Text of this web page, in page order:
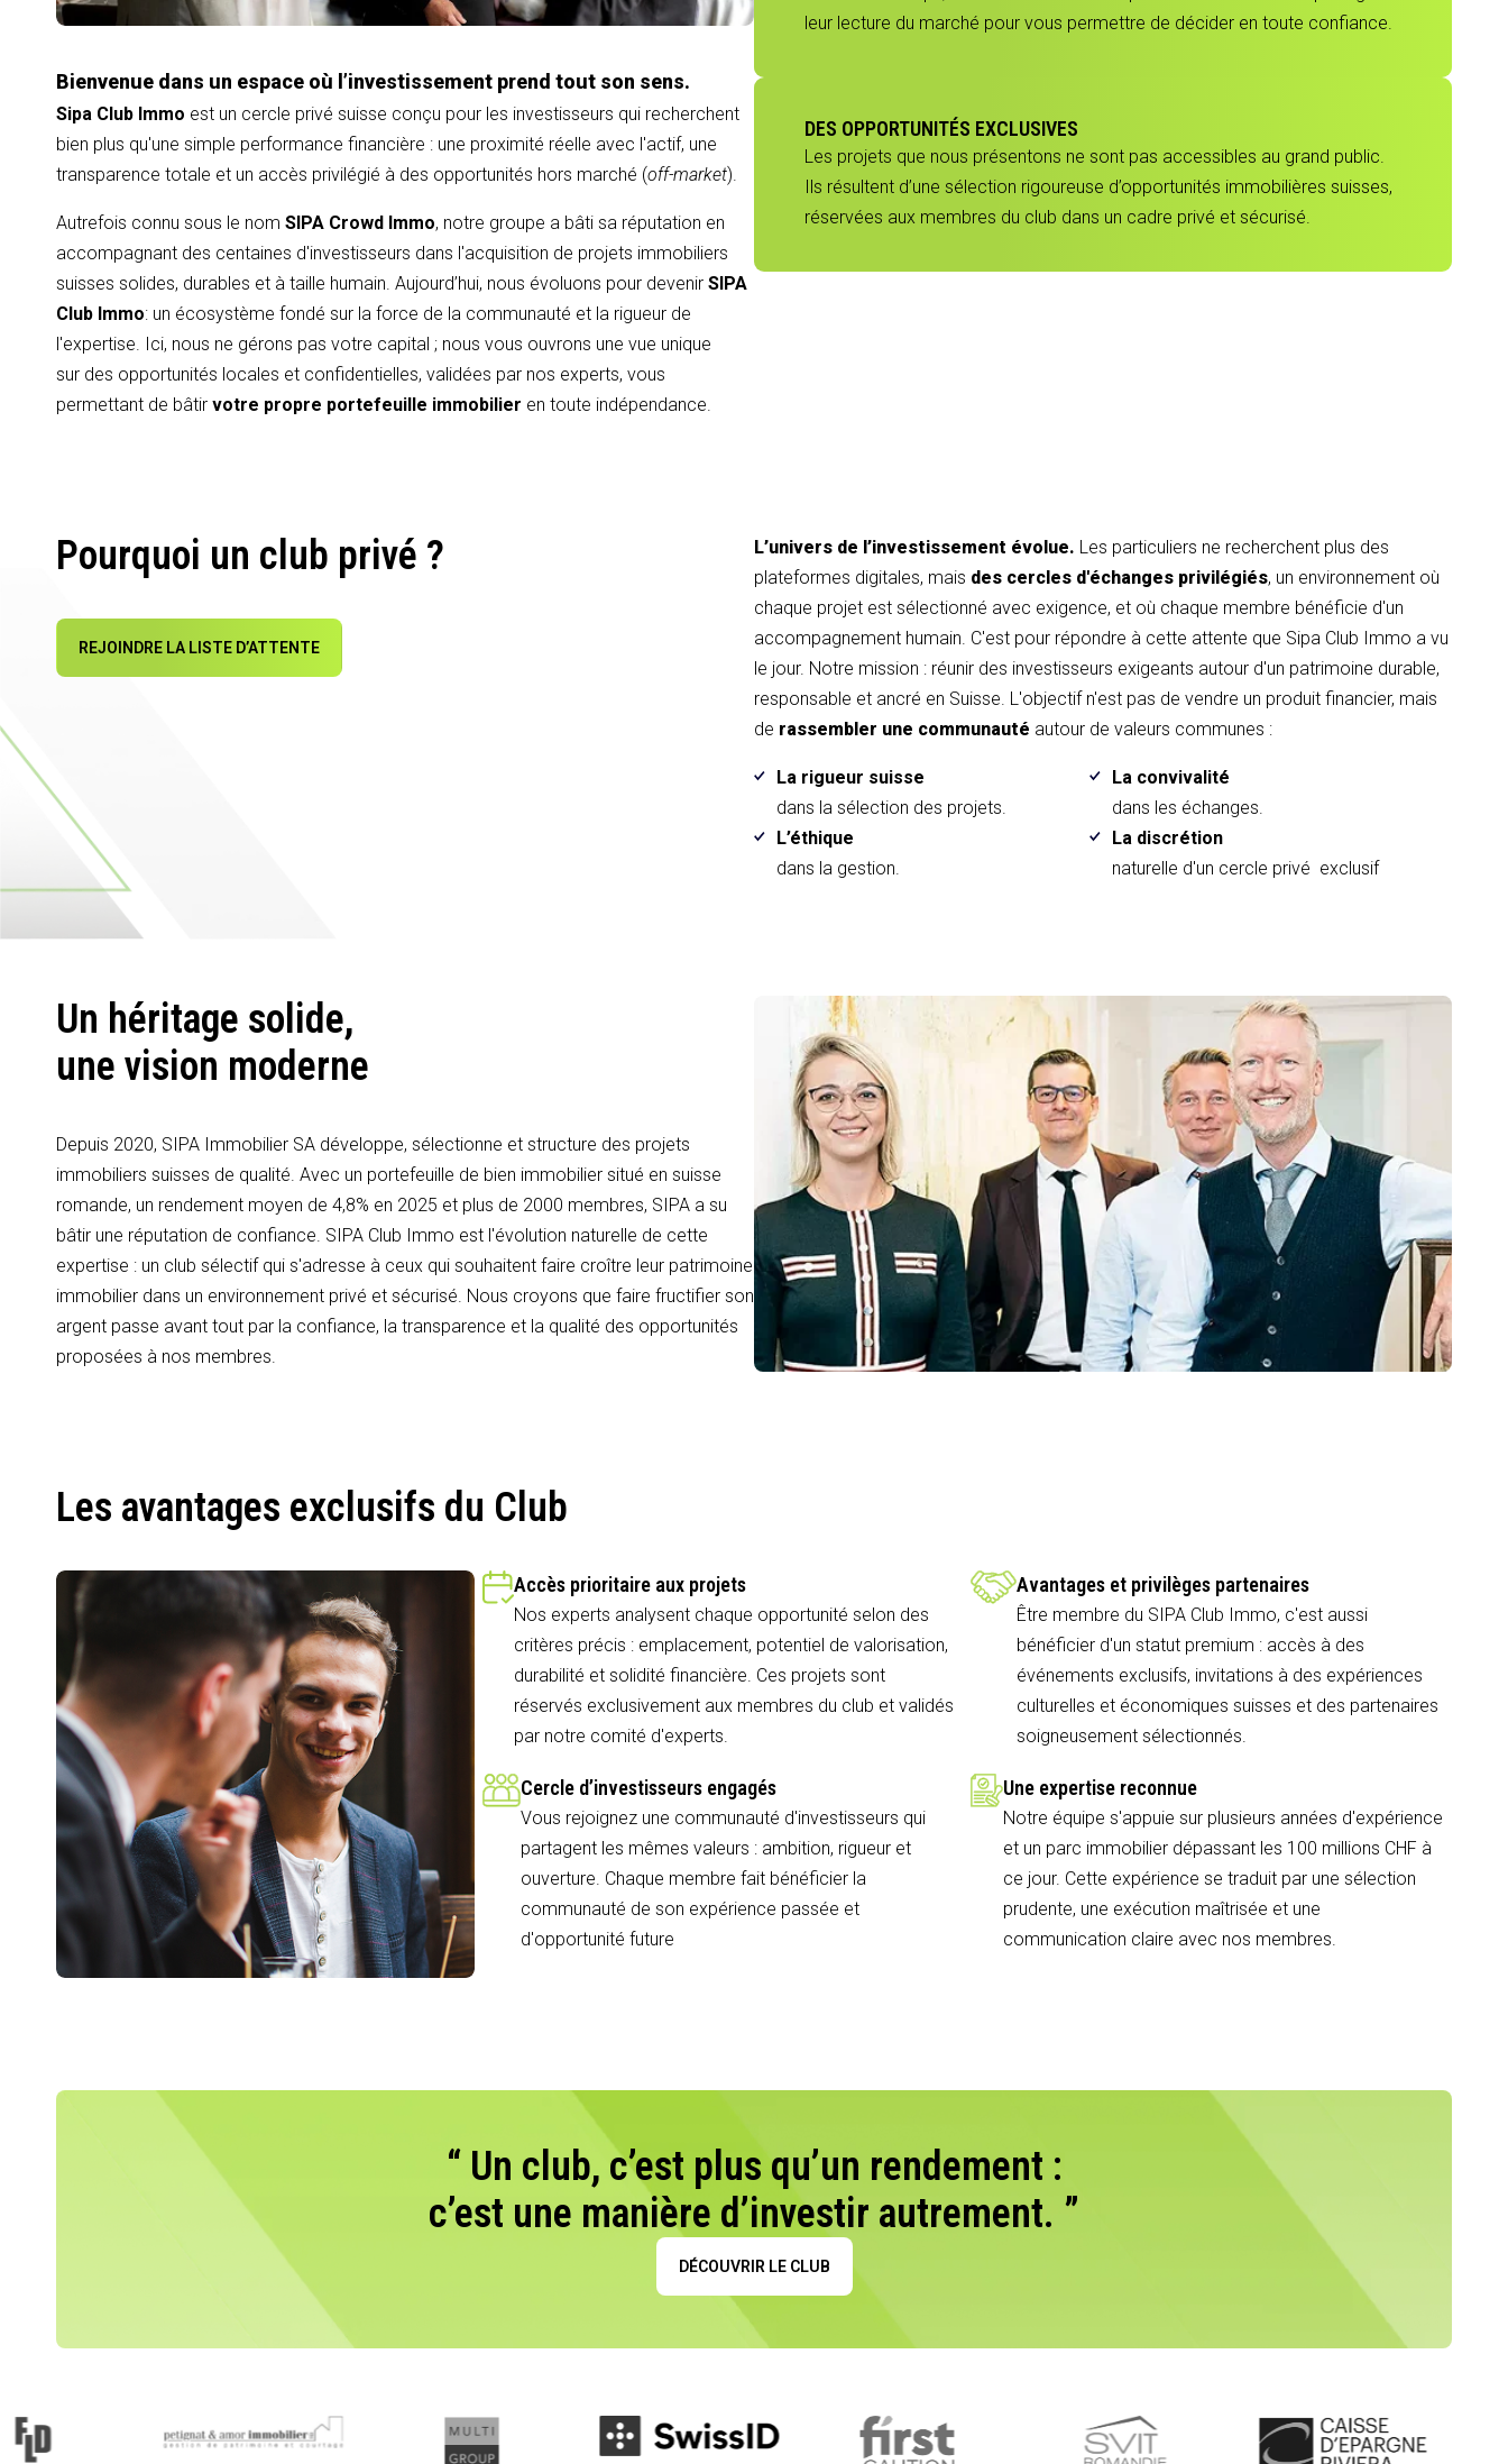
Bienvenue dans un espace où l’investissement prend tout son sens.
Sipa Club Immo est un cercle privé suisse conçu pour les investisseurs qui recherchent
bien plus qu'une simple performance financière : une proximité réelle avec l'actif, une
transparence totale et un accès privilégié à des opportunités hors marché (off-market).
Autrefois connu sous le nom SIPA Crowd Immo, notre groupe a bâti sa réputation en
accompagnant des centaines d'investisseurs dans l'acquisition de projets immobiliers
suisses solides, durables et à taille humain. Aujourd’hui, nous évoluons pour devenir SIPA
Club Immo: un écosystème fondé sur la force de la communauté et la rigueur de
l'expertise. Ici, nous ne gérons pas votre capital ; nous vous ouvrons une vue unique
sur des opportunités locales et confidentielles, validées par nos experts, vous
permettant de bâtir votre propre portefeuille immobilier en toute indépendance.
leur lecture du marché pour vous permettre de décider en toute confiance.
DES OPPORTUNITÉS EXCLUSIVES
Les projets que nous présentons ne sont pas accessibles au grand public.
Ils résultent d’une sélection rigoureuse d’opportunités immobilières suisses,
réservées aux membres du club dans un cadre privé et sécurisé.
Pourquoi un club privé ?
REJOINDRE LA LISTE D’ATTENTE
L’univers de l’investissement évolue. Les particuliers ne recherchent plus des
plateformes digitales, mais des cercles d'échanges privilégiés, un environnement où
chaque projet est sélectionné avec exigence, et où chaque membre bénéficie d'un
accompagnement humain. C'est pour répondre à cette attente que Sipa Club Immo a vu
le jour. Notre mission : réunir des investisseurs exigeants autour d'un patrimoine durable,
responsable et ancré en Suisse. L'objectif n'est pas de vendre un produit financier, mais
de rassembler une communauté autour de valeurs communes :
La rigueur suisse
dans la sélection des projets.
La convivalité
dans les échanges.
L’éthique
dans la gestion.
La discrétion
naturelle d'un cercle privé exclusif
Un héritage solide,
une vision moderne
Depuis 2020, SIPA Immobilier SA développe, sélectionne et structure des projets
immobiliers suisses de qualité. Avec un portefeuille de bien immobilier situé en suisse
romande, un rendement moyen de 4,8% en 2025 et plus de 2000 membres, SIPA a su
bâtir une réputation de confiance. SIPA Club Immo est l'évolution naturelle de cette
expertise : un club sélectif qui s'adresse à ceux qui souhaitent faire croître leur patrimoine
immobilier dans un environnement privé et sécurisé. Nous croyons que faire fructifier son
argent passe avant tout par la confiance, la transparence et la qualité des opportunités
proposées à nos membres.
Les avantages exclusifs du Club
Accès prioritaire aux projets
Nos experts analysent chaque opportunité selon des
critères précis : emplacement, potentiel de valorisation,
durabilité et solidité financière. Ces projets sont
réservés exclusivement aux membres du club et validés
par notre comité d'experts.
Avantages et privilèges partenaires
Être membre du SIPA Club Immo, c'est aussi
bénéficier d'un statut premium : accès à des
événements exclusifs, invitations à des expériences
culturelles et économiques suisses et des partenaires
soigneusement sélectionnés.
Cercle d’investisseurs engagés
Vous rejoignez une communauté d'investisseurs qui
partagent les mêmes valeurs : ambition, rigueur et
ouverture. Chaque membre fait bénéficier la
communauté de son expérience passée et
d'opportunité future
Une expertise reconnue
Notre équipe s'appuie sur plusieurs années d'expérience
et un parc immobilier dépassant les 100 millions CHF à
ce jour. Cette expérience se traduit par une sélection
prudente, une exécution maîtrisée et une
communication claire avec nos membres.
“ Un club, c’est plus qu’un rendement :
c’est une manière d’investir autrement. ”
DÉCOUVRIR LE CLUB